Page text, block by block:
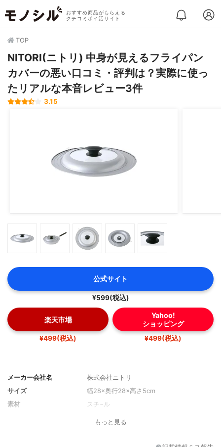
おすすめ商品がもらえる
クチコミポイ活サイト
TOP
NITORI(ニトリ) 中身が見えるフライパン
カバーの悪い口コミ・評判は？実際に使っ
たリアルな本音レビュー3件
3.15
公式サイト
¥599(税込)
楽天市場
¥499(税込)
Yahoo!
ショッピング
¥499(税込)
メーカー会社名
株式会社ニトリ
サイズ
幅28×奥行28×高さ5cm
素材
スチ−ル
もっと見る